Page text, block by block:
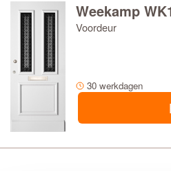
Weekamp
Voordeur
30 werkdagen